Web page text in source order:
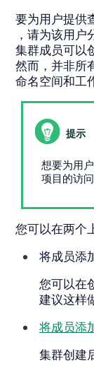
要为用户提供
，请为该用户
集群成员可以
然而，并非所
命名空间和工
想要为用
项目的访
您可以在两个
将成员添
您可以在
建议这样
将成员添
集群创建